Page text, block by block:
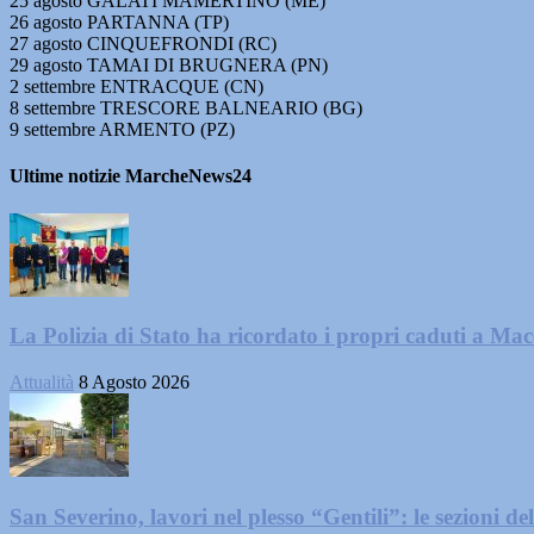
26 agosto PARTANNA (TP)
27 agosto CINQUEFRONDI (RC)
29 agosto TAMAI DI BRUGNERA (PN)
2 settembre ENTRACQUE (CN)
8 settembre TRESCORE BALNEARIO (BG)
9 settembre ARMENTO (PZ)
Ultime notizie MarcheNews24
La Polizia di Stato ha ricordato i propri caduti a
Attualità 8 Agosto 2026
San Severino, lavori nel plesso “Gentili”: le sezioni